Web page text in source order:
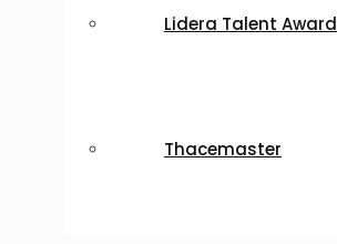
Lidera Talent Award
Thacemaster